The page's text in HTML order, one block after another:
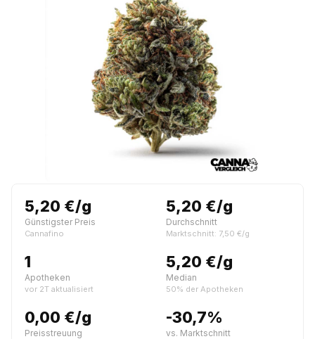
5,20 €/g
Günstigster Preis
Cannafino
5,20 €/g
Durchschnitt
Marktschnitt: 7,50 €/g
1
Apotheken
vor 2T aktualisiert
5,20 €/g
Median
50% der Apotheken
0,00 €/g
Preisstreuung
-30,7%
vs. Marktschnitt